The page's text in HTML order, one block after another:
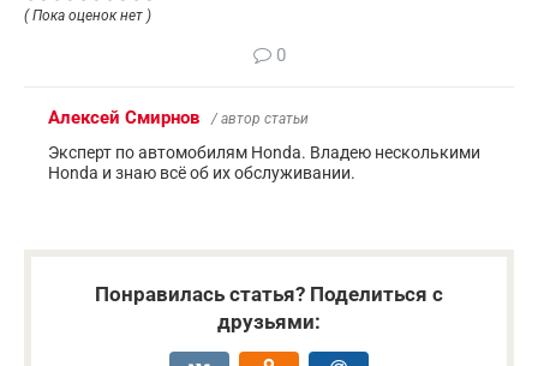
( Пока оценок нет )
0
Алексей Смирнов / автор статьи
Эксперт по автомобилям Honda. Владею несколькими
Honda и знаю всё об их обслуживании.
Понравилась статья? Поделиться с
друзьями: